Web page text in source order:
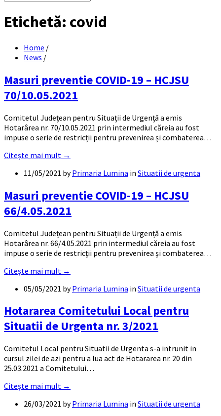
Etichetă: covid
Home /
News /
Masuri preventie COVID-19 – HCJSU
70/10.05.2021
Comitetul Județean pentru Situații de Urgență a emis
Hotarârea nr. 70/10.05.2021 prin intermediul căreia au fost
impuse o serie de restricții pentru prevenirea și combaterea…
Citește mai mult →
11/05/2021 byPrimaria Lumina in Situatii de urgenta
Masuri preventie COVID-19 – HCJSU
66/4.05.2021
Comitetul Județean pentru Situații de Urgență a emis
Hotarârea nr. 66/4.05.2021 prin intermediul căreia au fost
impuse o serie de restricții pentru prevenirea și combaterea…
Citește mai mult →
05/05/2021 byPrimaria Lumina in Situatii de urgenta
Hotararea Comitetului Local pentru
Situatii de Urgenta nr. 3/2021
Comitetul Local pentru Situatii de Urgenta s-a intrunit in
cursul zilei de azi pentru a lua act de Hotararea nr. 20 din
25.03.2021 a Comitetului…
Citește mai mult →
26/03/2021 byPrimaria Lumina in Situatii de urgenta